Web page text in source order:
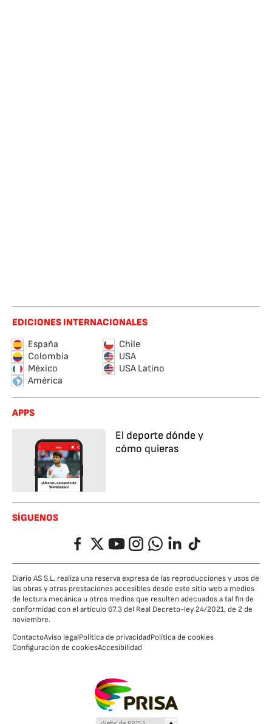
EDICIONES INTERNACIONALES
España
Chile
Colombia
USA
México
USA Latino
América
APPS
El deporte dónde y
cómo quieras
SÍGUENOS
FacebookTwitterYouTubeInstagramWhatsappLinkedIn
TikTok
Diario AS S.L. realiza una reserva expresa de las reproducciones y usos de
las obras y otras prestaciones accesibles desde este sitio web a medios
de lectura mecánica u otros medios que resulten adecuados a tal fin de
conformidad con el artículo 67.3 del Real Decreto-ley 24/2021, de 2 de
noviembre.
ContactoAviso legalPolítica de privacidadPolítica de cookies
Configuración de cookiesAccesibilidad